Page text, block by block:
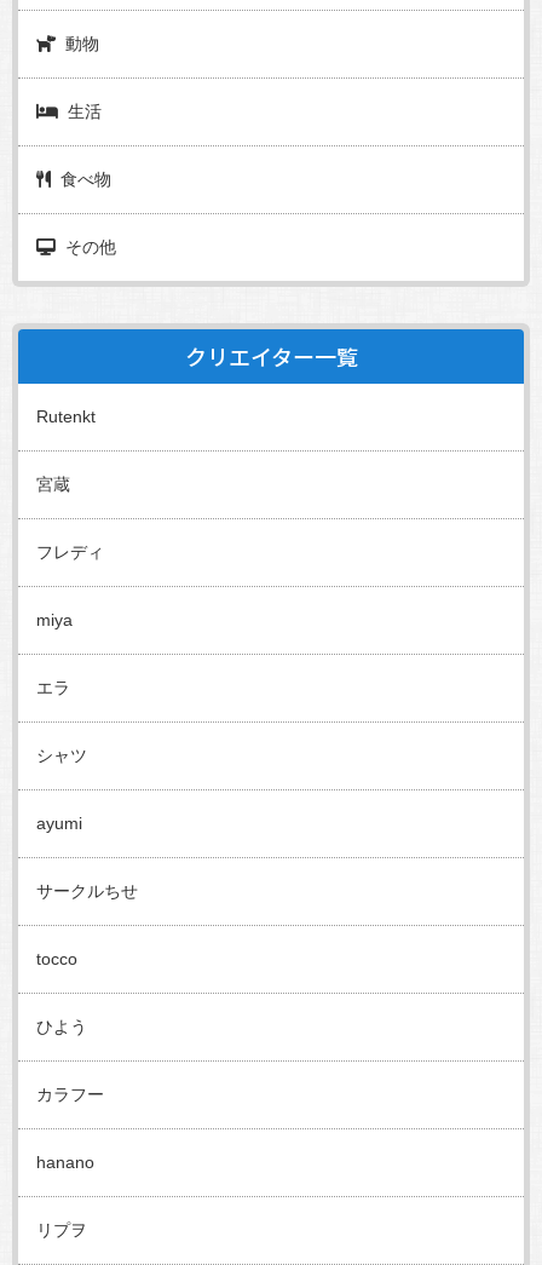
動物
生活
食べ物
その他
クリエイター一覧
Rutenkt
宮蔵
フレディ
miya
エラ
シャツ
ayumi
サークルちせ
tocco
ひよう
カラフー
hanano
リプヲ